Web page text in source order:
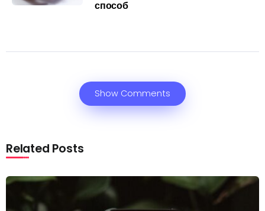
способ
Show Comments
Related Posts